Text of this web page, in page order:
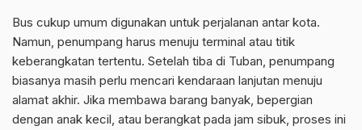
Bus cukup umum digunakan untuk perjalanan antar kota.
Namun, penumpang harus menuju terminal atau titik
keberangkatan tertentu. Setelah tiba di Tuban, penumpang
biasanya masih perlu mencari kendaraan lanjutan menuju
alamat akhir. Jika membawa barang banyak, bepergian
dengan anak kecil, atau berangkat pada jam sibuk, proses ini